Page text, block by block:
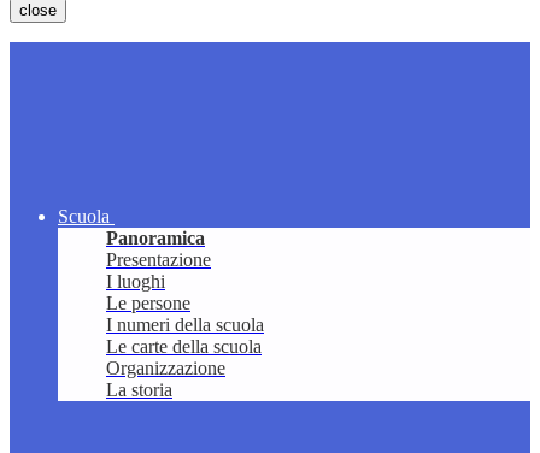
close
Scuola
Panoramica
Presentazione
I luoghi
Le persone
I numeri della scuola
Le carte della scuola
Organizzazione
La storia